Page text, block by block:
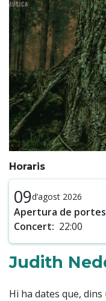
Horaris
09d’agost 2026
Apertura de
Concert: 22:00
Judith
Hi ha dates que,